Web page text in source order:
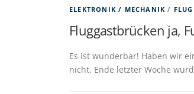
ELEKTRONIK / MECHANIK /
Fluggastbrücken ja,
Es ist wunderbar! Haben wir
nicht. Ende letzter Woche